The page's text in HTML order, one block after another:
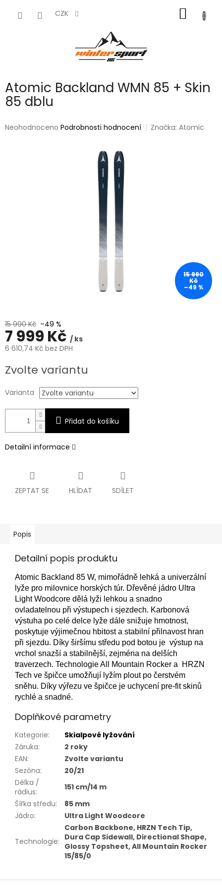
CZK
KOŠÍK
Atomic Backland WMN 85 + Skin
85 dblu
Průměrné
Neohodnoceno Podrobnosti hodnocení Značka:Atomic
15 990
Kč
–49 %
15 990 Kč –49 %
7 999 Kč / ks
6 610,74 Kč bez DPH
cena:
Zvolte variantu
Varianta
Přidat do košíku
Detailní informace
ZEPTAT SE HLÍDAT SDÍLET
Popis
Detailní popis produktu
Atomic Backland 85 W, mimořádně lehká a univerzální
lyže pro milovnice horských túr. Dřevěné jádro Ultra
Light Woodcore dělá lyži lehkou a snadno
ovladatelnou při výstupech i sjezdech. Karbonová
výstuha po celé delce lyže dále snižuje hmotnost,
poskytuje výjimečnou hbitost a stabilní přilnavost hran
při sjezdu. Díky širšímu středu pod botou je výstup na
vrchol snazší a stabilnější, zejména na delších
traverzech. Technologie All Mountain Rocker a HRZN
Tech ve špičce umožňují lyžím plout po čerstvém
sněhu. Díky výřezu ve špičce je uchycení pre-fit skinů
rychlé a snadné.
Doplňkové parametry
Kategorie:
Skialpové lyžování
Záruka:
2 roky
EAN:
Zvolte variantu
Sezóna:
20/21
Délka /
rádius:
151 cm/14 m
Šířka středu:
85 mm
Jádro: Ultra Light Woodcore
Technologie:
Carbon Backbone, HRZN Tech Tip,
Dura Cap Sidewall, Directional Shape,
Glossy Topsheet, All Mountain Rocker
15/85/0
Z